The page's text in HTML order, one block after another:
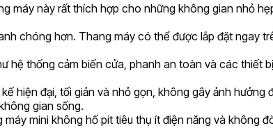
máy này rất thích hợp cho những không gian nhỏ
chóng hơn. Thang máy có thể được lắp đặt ngay
hệ thống cảm biến cửa, phanh an toàn và các thiết
hiện đại, tối giản và nhỏ gọn, không gây ảnh
gian sống.
mini không hố pit tiêu thụ ít điện năng và không